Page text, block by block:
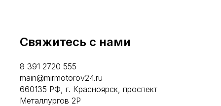
Свяжитесь с нами
8 391 2720 555
main@mirmotorov24.ru
660135 РФ, г. Красноярск, проспект
Металлургов 2Р